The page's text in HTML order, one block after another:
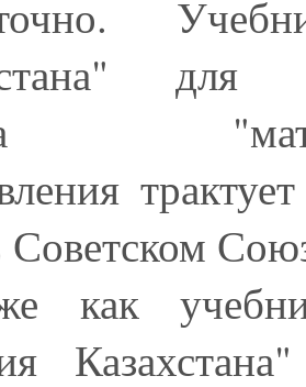
для
Советском
как